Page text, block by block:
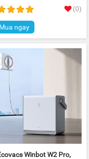
(0)
Mua ngay
Winbot W2 Pro,